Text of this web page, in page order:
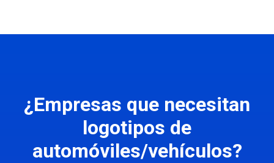
¿Empresas que necesitan
logotipos de
automóviles/vehículos?